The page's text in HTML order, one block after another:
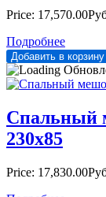
Price:
Подробнее
Спальный
230х85
Price: